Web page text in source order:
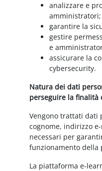
analizzare e
amministratori;
garantire la
gestire
e
assicurare la
cybersecurity.
Natura dei dati
perseguire la finalità
Vengono trattati dati
cognome, indirizzo
necessari per
funzionamento della
La piattaforma e-